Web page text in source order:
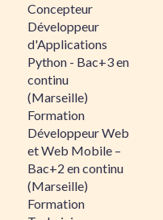
Concepteur
Développeur
d'Applications
Python - Bac+3 en
continu
(Marseille)
Formation
Développeur Web
et Web Mobile –
Bac+2 en continu
(Marseille)
Formation